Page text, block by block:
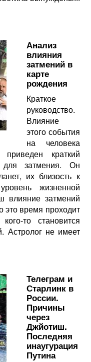
Анализ
влияния
затмений в
карте
рождения
Краткое
руководство.
Влияние
этого события
на человека
краткий
для затмения. Он
их близость к
жизненной
влияние затмений
это время проходит
то становится
Астролог не имеет
Телеграм и
Старлинк в
России.
Причины
через
Джйотиш.
Последняя
инаугурация
Путина